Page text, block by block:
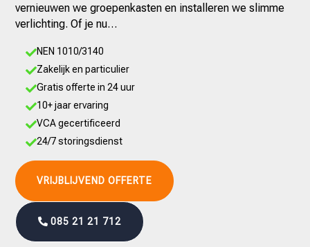
vernieuwen we groepenkasten en installeren we slimme
verlichting. Of je nu…
NEN 1010/3140
Zakelijk en particulier
Gratis offerte in 24 uur
10+ jaar ervaring
VCA gecertificeerd
24/7 storingsdienst
VRIJBLIJVEND OFFERTE
085 21 21 712